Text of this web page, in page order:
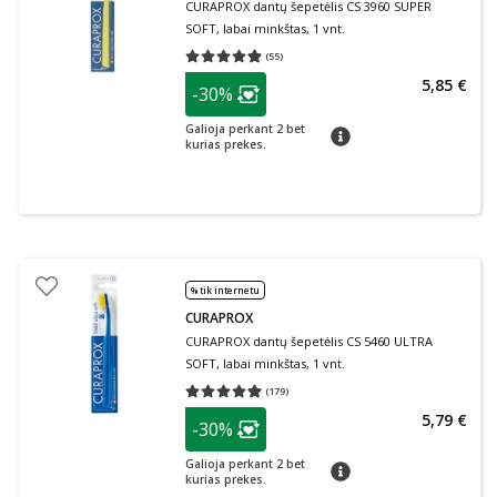
CURAPROX dantų šepetėlis CS 3960 SUPER
SOFT, labai minkštas, 1 vnt.
(55)
Vidutinis įvertinimas 4.95
patarimas
Lojalumo klubo narių nuolaida
-30%
Galioja perkant 2 bet
kurias prekes.
patarimas
5,85 €
% tik internetu
CURAPROX
CURAPROX dantų šepetėlis CS 5460 ULTRA
SOFT, labai minkštas, 1 vnt.
(179)
Vidutinis įvertinimas 4.97
patarimas
Lojalumo klubo narių nuolaida
-30%
Galioja perkant 2 bet
kurias prekes.
patarimas
5,79 €